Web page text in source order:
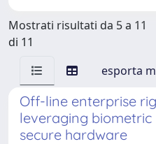
Mostrati risultati da 5 a 11
di 11
esporta
Off-line enterprise
leveraging
secure hardware